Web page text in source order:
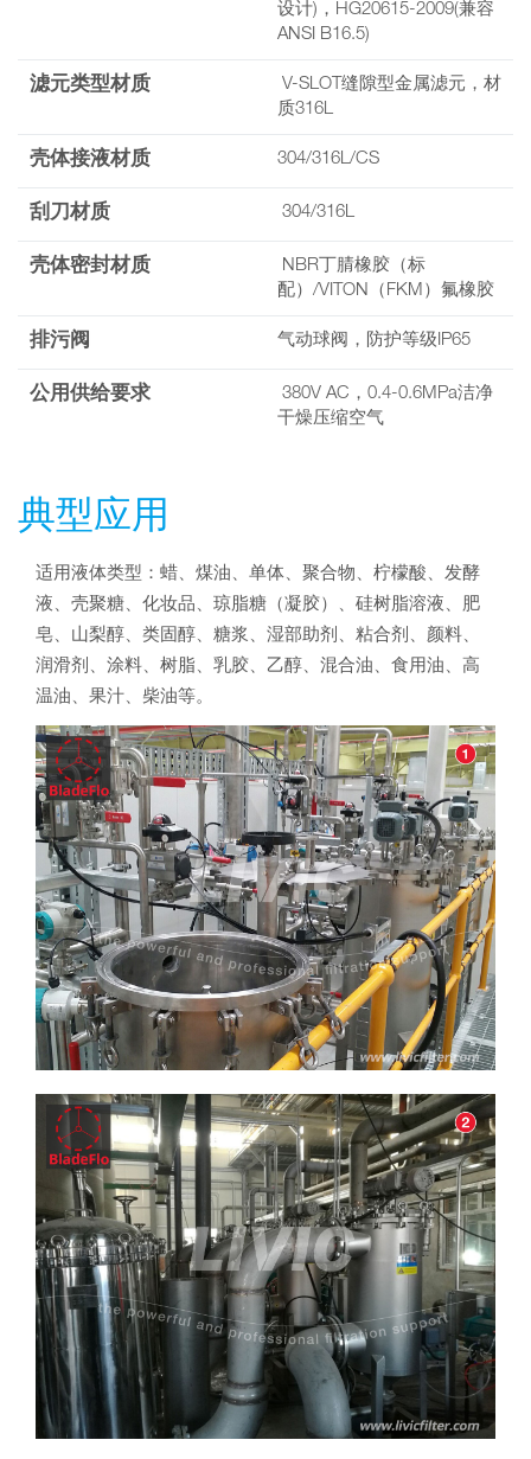
设计)，HG20615-2009(兼容
ANSI B16.5)
滤元类型材质
V-SLOT缝隙型金属滤元，材
质316L
壳体接液材质 304/316L/CS
刮刀材质 304/316L
壳体密封材质
NBR丁腈橡胶（标
配）/VITON（FKM）氟橡胶
排污阀 气动球阀，防护等级IP65
公用供给要求
380V AC，0.4-0.6MPa洁净
干燥压缩空气
典型应用
适用液体类型：蜡、煤油、单体、聚合物、柠檬酸、发酵
液、壳聚糖、化妆品、琼脂糖（凝胶）、硅树脂溶液、肥
皂、山梨醇、类固醇、糖浆、湿部助剂、粘合剂、颜料、
润滑剂、涂料、树脂、乳胶、乙醇、混合油、食用油、高
温油、果汁、柴油等。